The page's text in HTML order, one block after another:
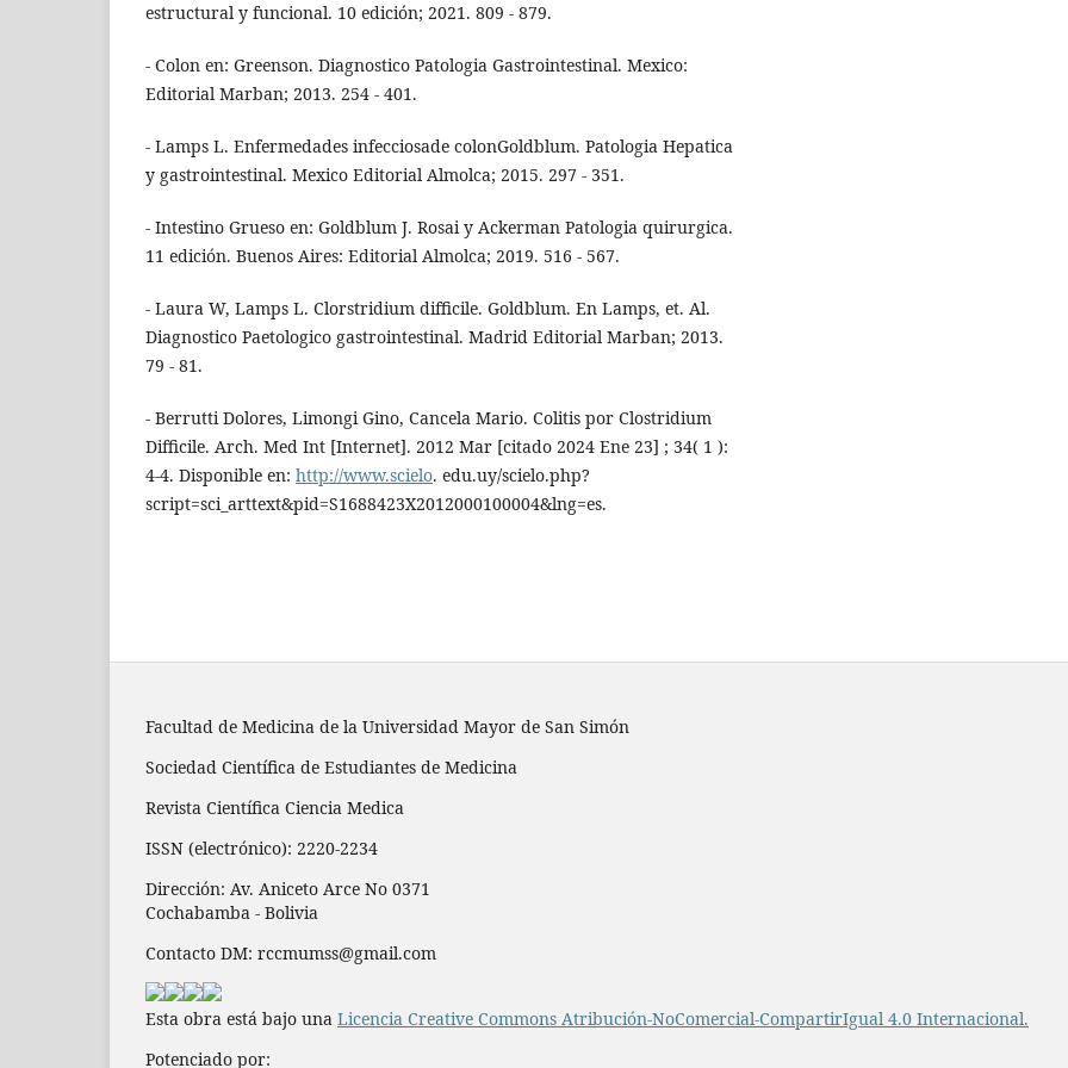
estructural y funcional. 10 edición; 2021. 809 - 879.
- Colon en: Greenson. Diagnostico Patologia Gastrointestinal. Mexico:
Editorial Marban; 2013. 254 - 401.
- Lamps L. Enfermedades infecciosade colonGoldblum. Patologia Hepatica
y gastrointestinal. Mexico Editorial Almolca; 2015. 297 - 351.
- Intestino Grueso en: Goldblum J. Rosai y Ackerman Patologia quirurgica.
11 edición. Buenos Aires: Editorial Almolca; 2019. 516 - 567.
- Laura W, Lamps L. Clorstridium difficile. Goldblum. En Lamps, et. Al.
Diagnostico Paetologico gastrointestinal. Madrid Editorial Marban; 2013.
79 - 81.
- Berrutti Dolores, Limongi Gino, Cancela Mario. Colitis por Clostridium
Difficile. Arch. Med Int [Internet]. 2012 Mar [citado 2024 Ene 23] ; 34( 1 ):
4-4. Disponible en: http://www.scielo. edu.uy/scielo.php?
script=sci_arttext&pid=S1688423X2012000100004&lng=es.
Facultad de Medicina de la Universidad Mayor de San Simón
Sociedad Científica de Estudiantes de Medicina
Revista Científica Ciencia Medica
ISSN (electrónico): 2220-2234
Dirección: Av. Aniceto Arce No 0371
Cochabamba - Bolivia
Contacto DM: rccmumss@gmail.com
Esta obra está bajo una Licencia Creative Commons Atribución-NoComercial-CompartirIgual 4.0 Internacional.
Potenciado por: